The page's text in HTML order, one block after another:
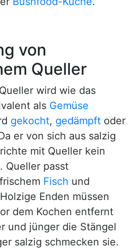
von
Queller
wird wie das
als Gemüse
gekocht, gedämpft oder
er von sich aus salzig
mit Queller kein
. Queller passt
Fisch und
Enden müssen
dem Kochen entfernt
und jünger die Stängel
salzig schmecken sie.